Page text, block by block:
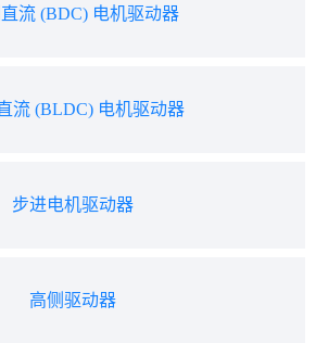
流 (BDC) 电机驱动器
流 (BLDC) 电机驱动器
步进电机驱动器
高侧驱动器